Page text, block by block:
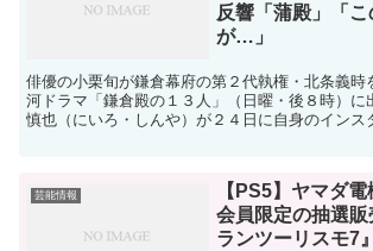
反響「蒲殿」「
が…」
俳優の小栗旬が鎌倉幕府の第２代執権・北条義時
河ドラマ「鎌倉殿の１３人」（日曜・後８時）に
慎也（にいろ・しんや）が２４日に自身のインス
芸能情報
【PS5】ヤマダ
会員限定の抽選
ランツーリスモ7